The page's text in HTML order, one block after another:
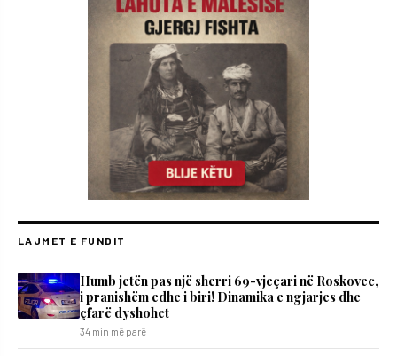
LAJMET E FUNDIT
Humb jetën pas një sherri 69-vjeçari në Roskovec,
i pranishëm edhe i biri! Dinamika e ngjarjes dhe
çfarë dyshohet
34 min më parë